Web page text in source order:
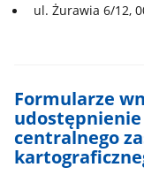
ul. Żurawia 6/12,
Formularze
centralnego